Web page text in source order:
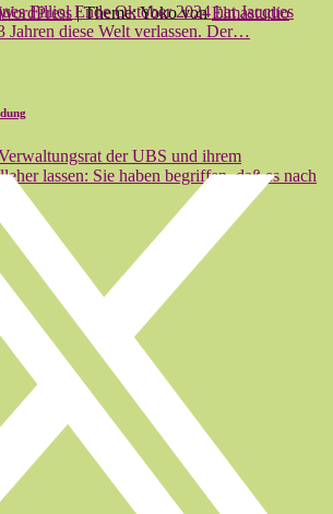
|Theme: Yoko vonElmastudio
Filliol Ende Oktober 2024 hat Jacques
diese Welt verlassen. Der…
der UBS und ihrem
lassen: Sie haben begriffen, daß es nach